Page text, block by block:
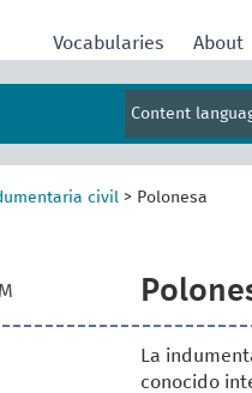
Vocabularies About
Content
civil > Polonesa
La
conocido